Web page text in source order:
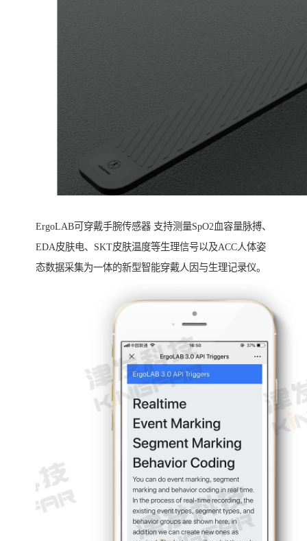
ErgoLAB可穿戴手腕传感器 支持测量SpO2血容量脉搏、
EDA皮肤电、SKT皮肤温度等生理信号以及ACC人体姿
态数据采集为一体的新型智能穿戴人因与生理记录仪。